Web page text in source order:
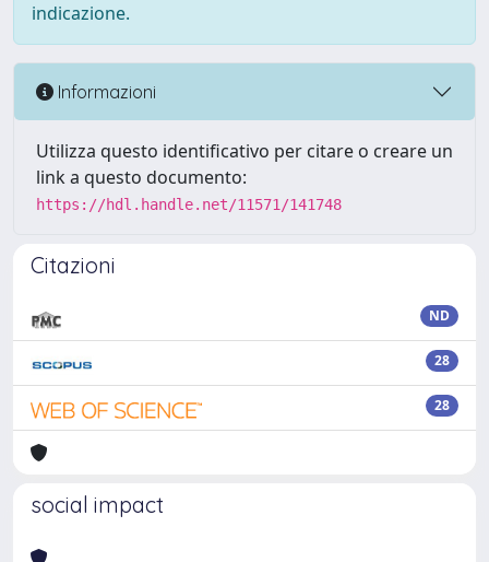
indicazione.
Informazioni
Utilizza questo identificativo per citare o creare un
link a questo documento:
https://hdl.handle.net/11571/141748
Citazioni
ND
28
28
social impact